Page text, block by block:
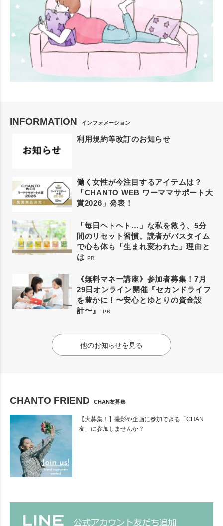
INFORMATION インフォメーション
利用規約等改訂のお知らせ
働く女性が今注目するアイテムは？
「CHANTO WEB ワーママサポート大
賞2026」発表！
「毎日ヘトヘト…」な私を救う、5分
間のリセット習慣。読者がバスタイム
で心も体も「生まれ変われた」理由と
は PR
《無料マネー講座》参加者募集！7月
29日オンライン開催『セカンドライフ
を豊かに！〜安心とゆとりの資金設
計〜』
PR
他のお知らせを見る
CHANTO FRIEND CHAN友募集
【大募集！】撮影や企画に参加できる「CHAN
友」に参加しませんか？